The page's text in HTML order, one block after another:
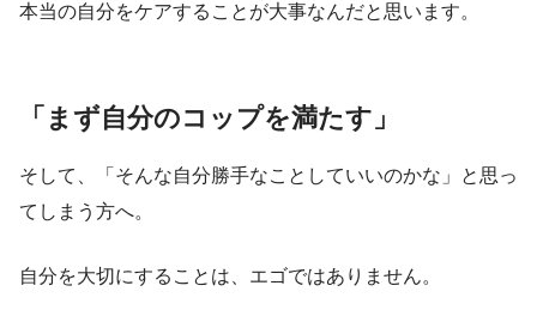
本当の自分をケアすることが大事なんだと思います。
「まず自分のコップを満たす」
そして、「そんな自分勝手なことしていいのかな」と思っ
てしまう方へ。
自分を大切にすることは、エゴではありません。